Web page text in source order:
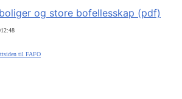
og store bofellesskap (pdf)
til FAFO